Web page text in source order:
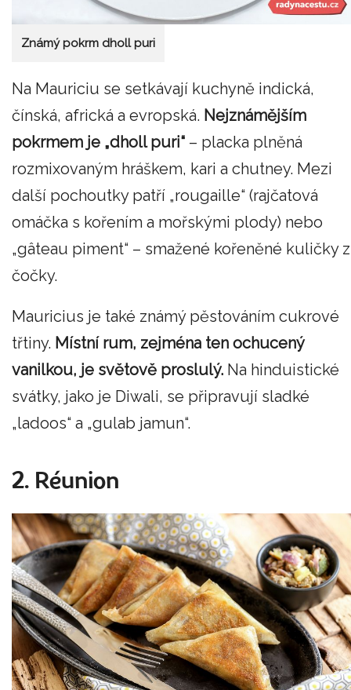
Známý pokrm dholl puri
Na Mauriciu se setkávají kuchyně indická,
čínská, africká a evropská. Nejznámějším
pokrmem je „dholl puri“ – placka plněná
rozmixovaným hráškem, kari a chutney. Mezi
další pochoutky patří „rougaille“ (rajčatová
omáčka s kořením a mořskými plody) nebo
„gâteau piment“ – smažené kořeněné kuličky z
čočky.
Mauricius je také známý pěstováním cukrové
třtiny. Místní rum, zejména ten ochucený
vanilkou, je světově proslulý. Na hinduistické
svátky, jako je Diwali, se připravují sladké
„ladoos“ a „gulab jamun“.
2. Réunion